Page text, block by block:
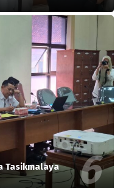
Tasikmalaya